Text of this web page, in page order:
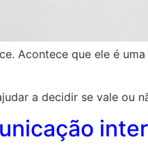
Acontece que ele é
a decidir se vale ou